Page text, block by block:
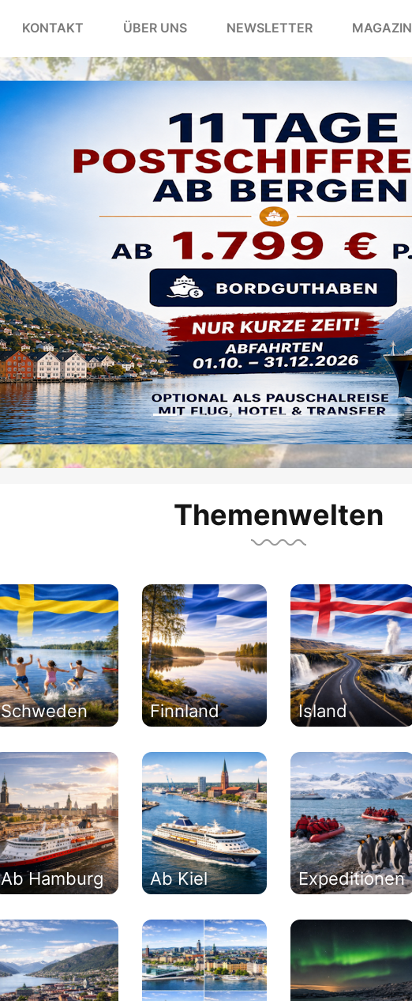
KONTAKT ÜBER UNS NEWSLETTER MAGAZIN
Themenwelten
Schweden Finnland Island
Ab Hamburg Ab Kiel Expeditionen